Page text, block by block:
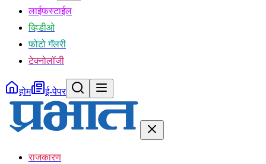
लाईफस्टाईल
व्हिडीओ
फोटो गॅलरी
टेक्नोलॉजी
होम ई-पेपर
राजकारण